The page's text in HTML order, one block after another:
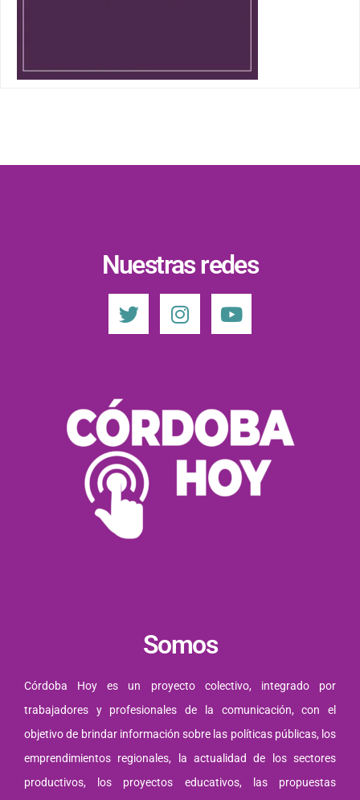
Nuestras redes
Somos
Córdoba Hoy es un proyecto colectivo, integrado por
trabajadores y profesionales de la comunicación, con el
objetivo de brindar información sobre las políticas públicas, los
emprendimientos regionales, la actualidad de los sectores
productivos, los proyectos educativos, las propuestas